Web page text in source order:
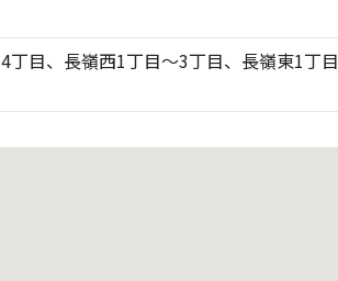
丁目、長嶺西1丁目～3丁目、長嶺東1丁